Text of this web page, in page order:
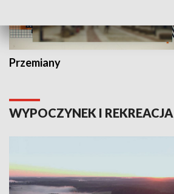
Przemiany
WYPOCZYNEK I REKREACJA